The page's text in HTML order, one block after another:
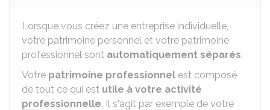
Lorsque vous créez une entreprise individuelle,
votre patrimoine personnel et votre patrimoine
professionnel sont automatiquement séparés.
Votre patrimoine professionnel est composé
de tout ce qui est utile à votre activité
professionnelle. Il s'agit par exemple de votre